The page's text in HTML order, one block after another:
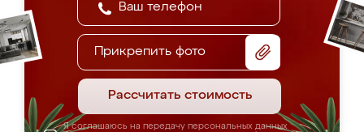
Прикрепить фото
Рассчитать стоимость
Я соглашаюсь на передачу персональных данных